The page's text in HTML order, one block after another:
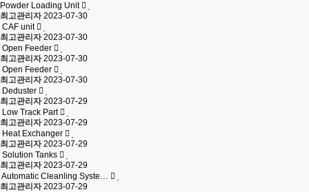
Powder Loading Unit
최고관리자 2023-07-30
CAF unit
최고관리자 2023-07-30
Open Feeder
최고관리자 2023-07-30
Open Feeder
최고관리자 2023-07-30
Deduster
최고관리자 2023-07-29
Low Track Part
최고관리자 2023-07-29
Heat Exchanger
최고관리자 2023-07-29
Solution Tanks
최고관리자 2023-07-29
Automatic Cleanling Syste…
최고관리자 2023-07-29